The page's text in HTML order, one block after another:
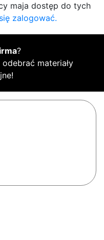
maja dostęp do tych
zalogować.
?
materiały